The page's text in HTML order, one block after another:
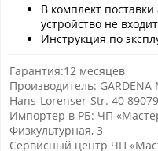
В комплект
устройство не входит
Инструкция по
Гарантия:12 месяцев
Производитель:
Hans-Lorenser-Str. 40
Импортер в РБ: ЧП
Физкультурная, 3
Сервисный центр ЧП